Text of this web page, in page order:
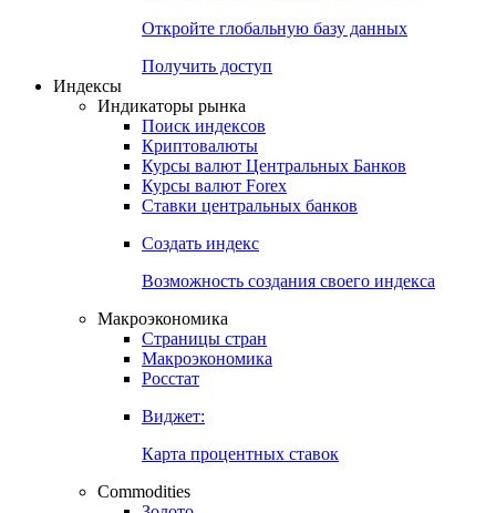
Календарь инвестора
Попробуйте7-дневный
Откройте глобальную базу данных
Получить доступ
Индикаторы рынка
Поиск индексов
Курсы валют Центральных Банков
Ставки центральных банков
Создать индекс
Возможность создания своего индекса
Страницы стран
Росстат
Виджет: